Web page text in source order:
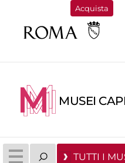
Acquista
MUSEI
TUTTI I